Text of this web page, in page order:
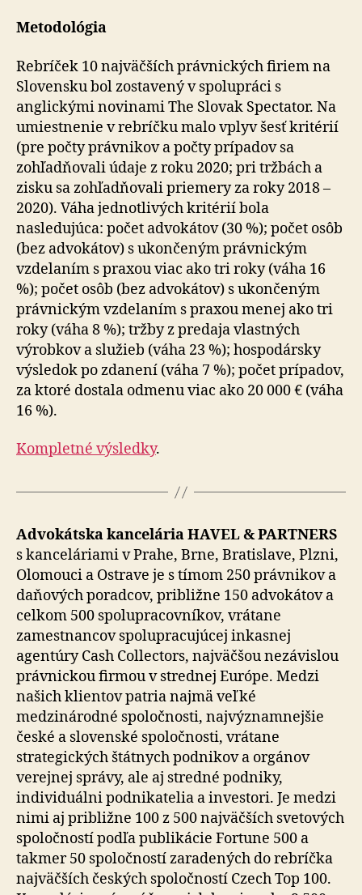
Metodológia
Rebríček 10 najväčších právnických firiem na
Slovensku bol zostavený v spolupráci s
anglickými novinami The Slovak Spectator. Na
umiestnenie v rebríčku malo vplyv šesť kritérií
(pre počty právnikov a počty prípadov sa
zohľadňovali údaje z roku 2020; pri tržbách a
zisku sa zohľadňovali priemery za roky 2018 –
2020). Váha jednotlivých kritérií bola
nasledujúca: počet advokátov (30 %); počet osôb
(bez advokátov) s ukončeným právnickým
vzdelaním s praxou viac ako tri roky (váha 16
%); počet osôb (bez advokátov) s ukončeným
právnickým vzdelaním s praxou menej ako tri
roky (váha 8 %); tržby z predaja vlastných
výrobkov a služieb (váha 23 %); hospodársky
výsledok po zdanení (váha 7 %); počet prípadov,
za ktoré dostala odmenu viac ako 20 000 € (váha
16 %).
Kompletné výsledky.
Advokátska kancelária HAVEL & PARTNERS
s kanceláriami v Prahe, Brne, Bratislave, Plzni,
Olomouci a Ostrave je s tímom 250 právnikov a
daňových poradcov, približne 150 advokátov a
celkom 500 spolupracovníkov, vrátane
zamestnancov spolupracujúcej inkasnej
agentúry Cash Collectors, najväčšou nezávislou
právnickou firmou v strednej Európe. Medzi
našich klientov patria najmä veľké
medzinárodné spoločnosti, najvýznamnejšie
české a slovenské spoločnosti, vrátane
strategických štátnych podnikov a orgánov
verejnej správy, ale aj stredné podniky,
individuálni podnikatelia a investori. Je medzi
nimi aj približne 100 z 500 najväčších svetových
spoločností podľa publikácie Fortune 500 a
takmer 50 spoločností zaradených do rebríčka
najväčších českých spoločností Czech Top 100.